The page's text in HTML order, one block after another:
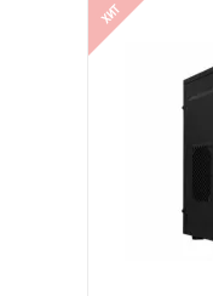
ХИТ